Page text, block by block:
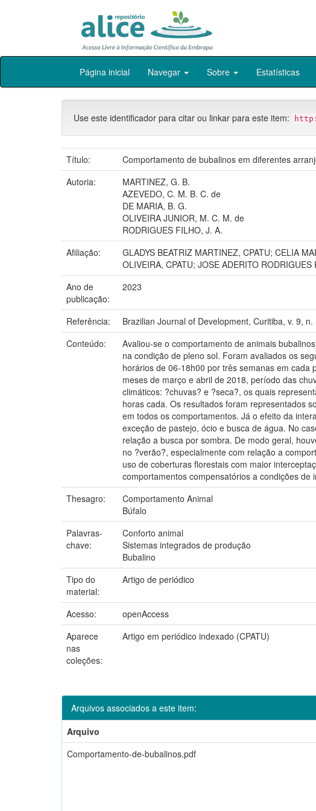
Skip
Página inicial Navegar Sobre Estatísticas
Use este identificador para citar ou linkar para este item:
Título:
Comportamento de bubalinos em diferentes
Autoria:
MARTINEZ, G. B.
AZEVEDO, C. M. B. C. de
DE MARIA, B. G.
OLIVEIRA JUNIOR, M. C. M. de
RODRIGUES FILHO, J. A.
Afiliação:
GLADYS BEATRIZ MARTINEZ, CPATU; CELIA
OLIVEIRA, CPATU; JOSE ADERITO RODRIGUES
Ano de
publicação:
2023
Referência:
Brazilian Journal of Development, Curitiba, v. 9,
Conteúdo:
Avaliou-se o comportamento de animais
na condição de pleno sol. Foram avaliados os
horários de 06-18h00 por três semanas em
meses de março e abril de 2018, período das
climáticos: ?chuvas? e ?seca?, os quais
horas cada. Os resultados foram representados
em todos os comportamentos. Já o efeito da
exceção de pastejo, ócio e busca de água. No
relação a busca por sombra. De modo geral,
no ?verão?, especialmente com relação a
uso de coberturas florestais com maior
comportamentos compensatórios a condições de
Thesagro:
Comportamento Animal
Búfalo
Palavras-
chave:
Conforto animal
Sistemas integrados de produção
Bubalino
Tipo do
material:
Artigo de periódico
Acesso:
openAccess
Aparece
nas
coleções:
Artigo em periódico indexado (CPATU)
Arquivos associados a este item:
Arquivo
Comportamento-de-bubalinos.pdf